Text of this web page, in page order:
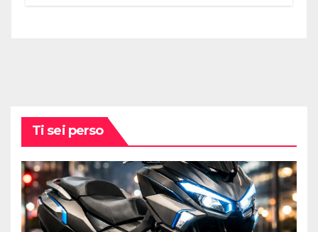
Ti sei perso